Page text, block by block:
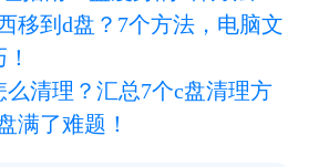
移到d盘？7个方法，电脑文
清理？汇总7个c盘清理方
满了难题！